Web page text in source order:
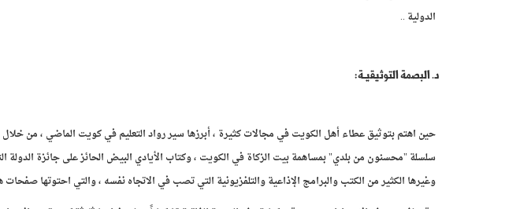
الدولية ..
د. البصمة التوثيقيـة:
حين اهتم بتوثيق عطاء أهل الكويت في مجالات كثيرة ، أبرزها سير رواد التعليم في كويت الماضي ، من
وغيرها الكثير من الكتب والبرامج الإذاعية والتلفزيونية التي تصب في الاتجاه نفسه ، والتي احتوتها